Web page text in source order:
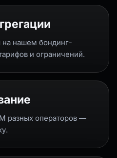
нашем бондинг-
и ограничений.
разных операторов —